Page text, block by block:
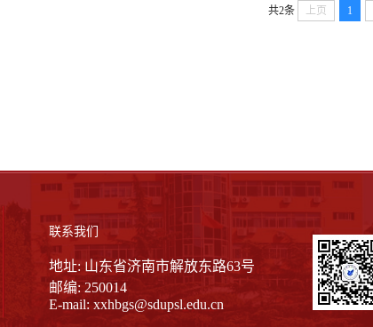
共2条 上页 1
联系我们
地址: 山东省济南市解放东路63号
邮编: 250014
E-mail: xxhbgs@sdupsl.edu.cn